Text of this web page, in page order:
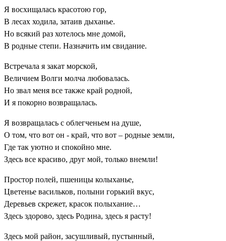
Я восхищалась красотою гор,
В лесах ходила, затаив дыханье.
Но всякий раз хотелось мне домой,
В родные степи. Назначить им свидание.
Встречала я закат морской,
Величием Волги молча любовалась.
Но звал меня все также край родной,
И я покорно возвращалась.
Я возвращалась с облегченьем на душе,
О том, что вот он - край, что вот – родные земли,
Где так уютно и спокойно мне.
Здесь все красиво, друг мой, только внемли!
Простор полей, пшеницы колыханье,
Цветенье васильков, полыни горький вкус,
Деревьев скрежет, красок полыхание…
Здесь здорово, здесь Родина, здесь я расту!
Здесь мой район, засушливый, пустынный,